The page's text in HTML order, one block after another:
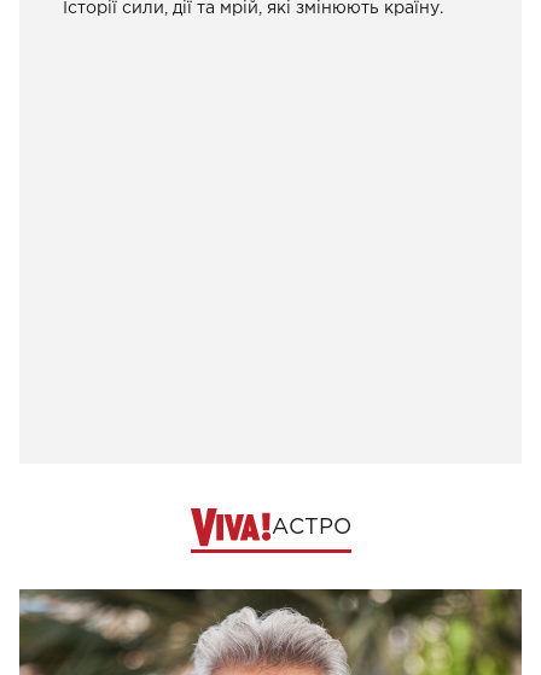
Історії сили, дії та мрій, які змінюють країну.
АСТРО